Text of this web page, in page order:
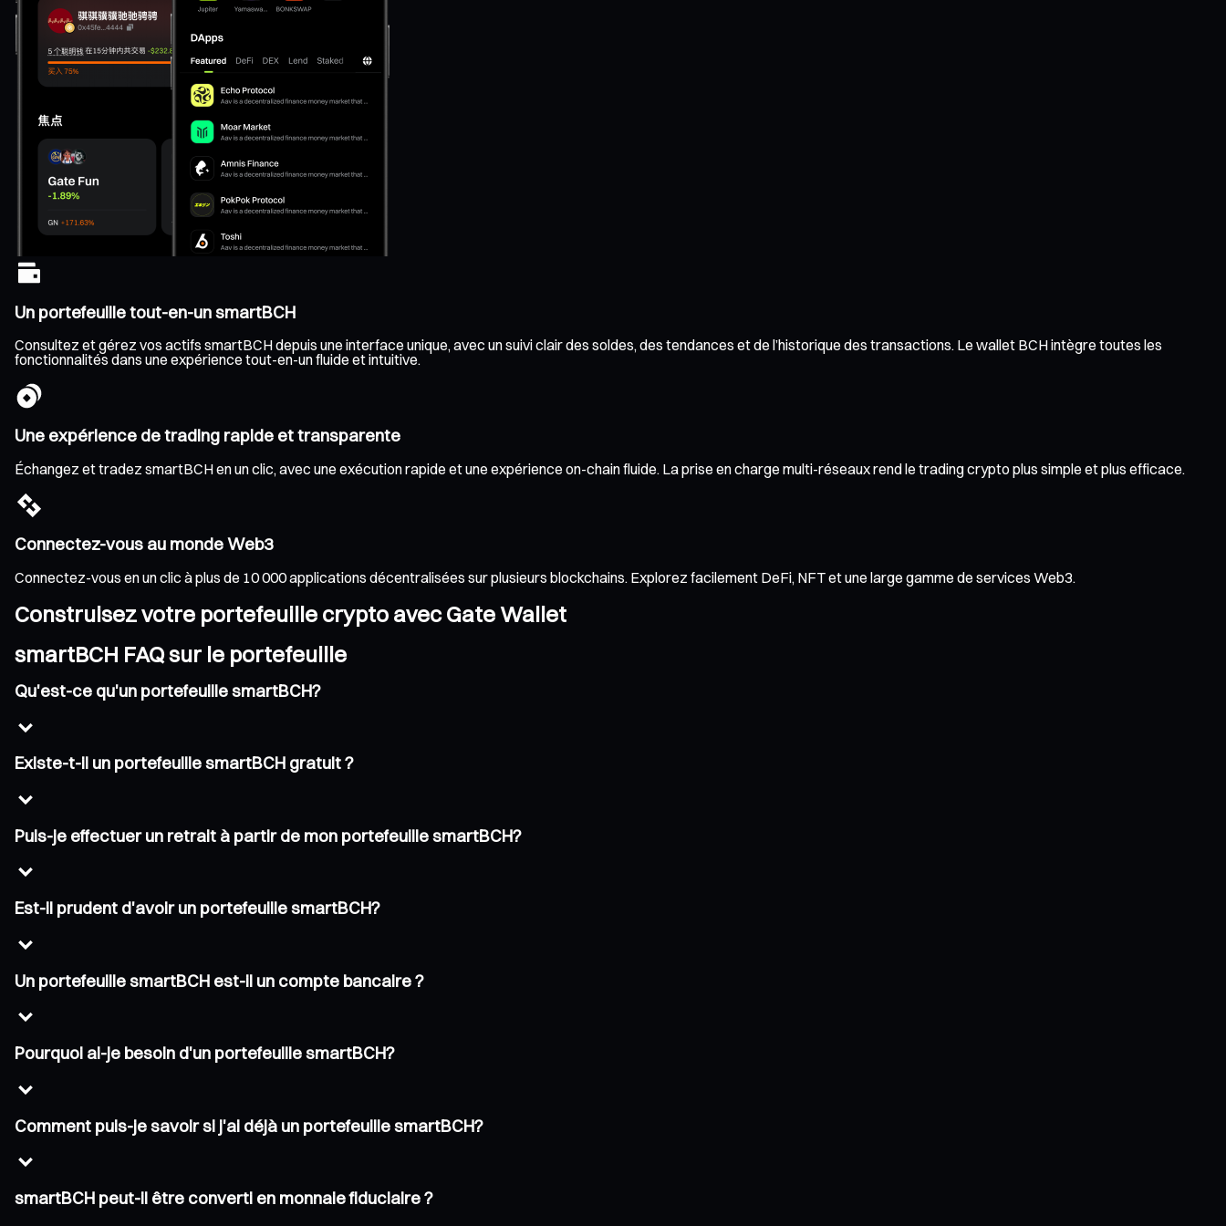
Un portefeuille tout-en-un smartBCH
Consultez et gérez vos actifs smartBCH depuis une interface unique, avec un suivi clair des soldes, des tendances et de l’historique des transactions. Le wallet BCH intègre toutes les
fonctionnalités dans une expérience tout-en-un fluide et intuitive.
Une expérience de trading rapide et transparente
Échangez et tradez smartBCH en un clic, avec une exécution rapide et une expérience on-chain fluide. La prise en charge multi-réseaux rend le trading crypto plus simple et plus efficace.
Connectez-vous au monde Web3
Connectez-vous en un clic à plus de 10 000 applications décentralisées sur plusieurs blockchains. Explorez facilement DeFi, NFT et une large gamme de services Web3.
Construisez votre portefeuille crypto avec Gate Wallet
smartBCH FAQ sur le portefeuille
Qu'est-ce qu'un portefeuille smartBCH?
Existe-t-il un portefeuille smartBCH gratuit ?
Puis-je effectuer un retrait à partir de mon portefeuille smartBCH?
Est-il prudent d'avoir un portefeuille smartBCH?
Un portefeuille smartBCH est-il un compte bancaire ?
Pourquoi ai-je besoin d'un portefeuille smartBCH?
Comment puis-je savoir si j'ai déjà un portefeuille smartBCH?
smartBCH peut-il être converti en monnaie fiduciaire ?